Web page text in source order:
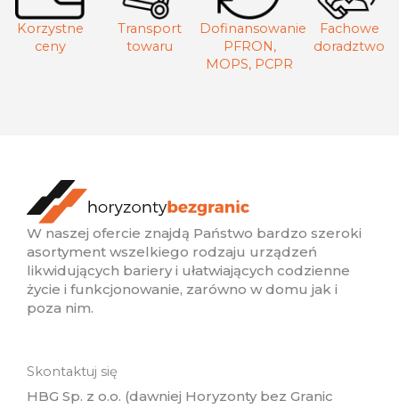
Korzystne
ceny
Transport
towaru
Dofinansowanie
PFRON,
MOPS, PCPR
Fachowe
doradztwo
W naszej ofercie znajdą Państwo bardzo szeroki
asortyment wszelkiego rodzaju urządzeń
likwidujących bariery i ułatwiających codzienne
życie i funkcjonowanie, zarówno w domu jak i
poza nim.
Skontaktuj się
HBG Sp. z o.o. (dawniej Horyzonty bez Granic